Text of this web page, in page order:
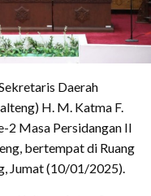
Daerah
H. M. Katma F.
2 Masa Persidangan II
bertempat di Ruang
Jumat (10/01/2025).